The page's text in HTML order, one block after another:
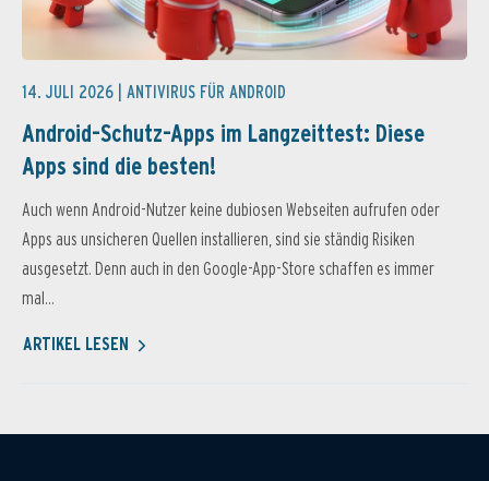
14. JULI 2026 | ANTIVIRUS FÜR ANDROID
Android-Schutz-Apps im Langzeittest: Diese
Apps sind die besten!
Auch wenn Android-Nutzer keine dubiosen Webseiten aufrufen oder
Apps aus unsicheren Quellen installieren, sind sie ständig Risiken
ausgesetzt. Denn auch in den Google-App-Store schaffen es immer
mal...
ARTIKEL LESEN